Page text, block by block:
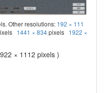
Other resolutions: 192 × 111
1441 × 834pixels 1922 ×
× 1112 pixels )